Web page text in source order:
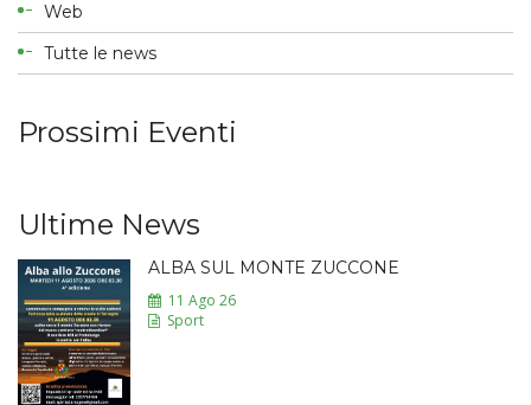
Web
Tutte le news
Prossimi Eventi
Ultime News
ALBA SUL MONTE ZUCCONE
11 Ago 26
Sport